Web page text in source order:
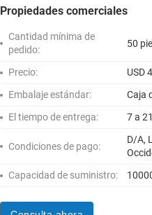
Propiedades comerciales
Cantidad mínima de
pedido:
50
Precio:
USD
Embalaje estándar:
Caja
El tiempo de entrega:
7 a
Condiciones de pago:
D/A,
Capacidad de suministro: